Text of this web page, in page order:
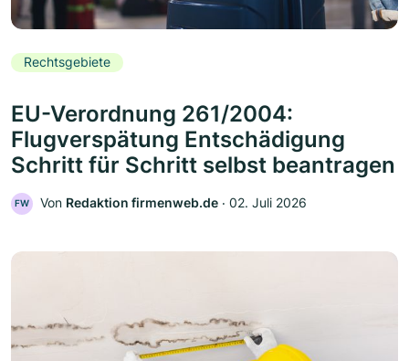
Rechtsgebiete
EU-Verordnung 261/2004:
Flugverspätung Entschädigung
Schritt für Schritt selbst beantragen
FW Von Redaktion firmenweb.de ‧ 02. Juli 2026